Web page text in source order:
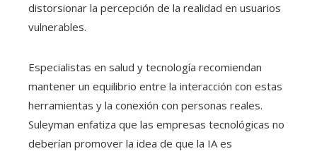
distorsionar la percepción de la realidad en usuarios
vulnerables.
Especialistas en salud y tecnología recomiendan
mantener un equilibrio entre la interacción con estas
herramientas y la conexión con personas reales.
Suleyman enfatiza que las empresas tecnológicas no
deberían promover la idea de que la IA es